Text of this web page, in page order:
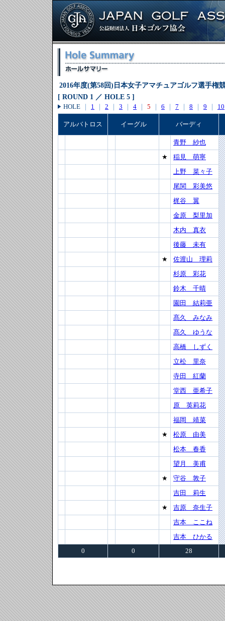
2016年度(第58回)日本女子アマチュアゴルフ選手権
[ ROUND 1 ／ HOLE 5 ]
HOLE
｜ 1 ｜ 2 ｜ 3 ｜ 4 ｜ 5 ｜ 6 ｜ 7 ｜ 8 ｜ 9 ｜ 10
アルバトロス イーグル バーディ
青野 紗也
★
稲見 萌寧
上野 菜々子
尾関 彩美悠
梶谷 翼
金原 梨里加
木内 真衣
後藤 未有
★
佐渡山 理莉
杉原 彩花
鈴木 千晴
園田 結莉亜
髙久 みなみ
髙久 ゆうな
高橋 しずく
立松 里奈
寺田 紅蘭
堂西 亜希子
原 英莉花
福岡 靖菜
★
松原 由美
松本 春香
望月 美甫
★
守谷 敦子
吉田 莉生
★
吉原 奈生子
吉本 ここね
吉本 ひかる
0
0 28